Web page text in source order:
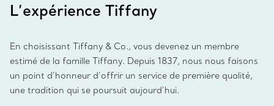
L’expérience Tiffany
En choisissant Tiffany & Co., vous devenez un membre
estimé de la famille Tiffany. Depuis 1837, nous nous faisons
un point d’honneur d’offrir un service de première qualité,
une tradition qui se poursuit aujourd’hui.